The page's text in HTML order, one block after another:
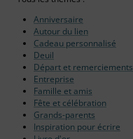
Anniversaire
Autour du lien
Cadeau personnalisé
Deuil
Départ et remerciements
Entreprise
Famille et amis
Fête et célébration
Grands-parents
Inspiration pour écrire